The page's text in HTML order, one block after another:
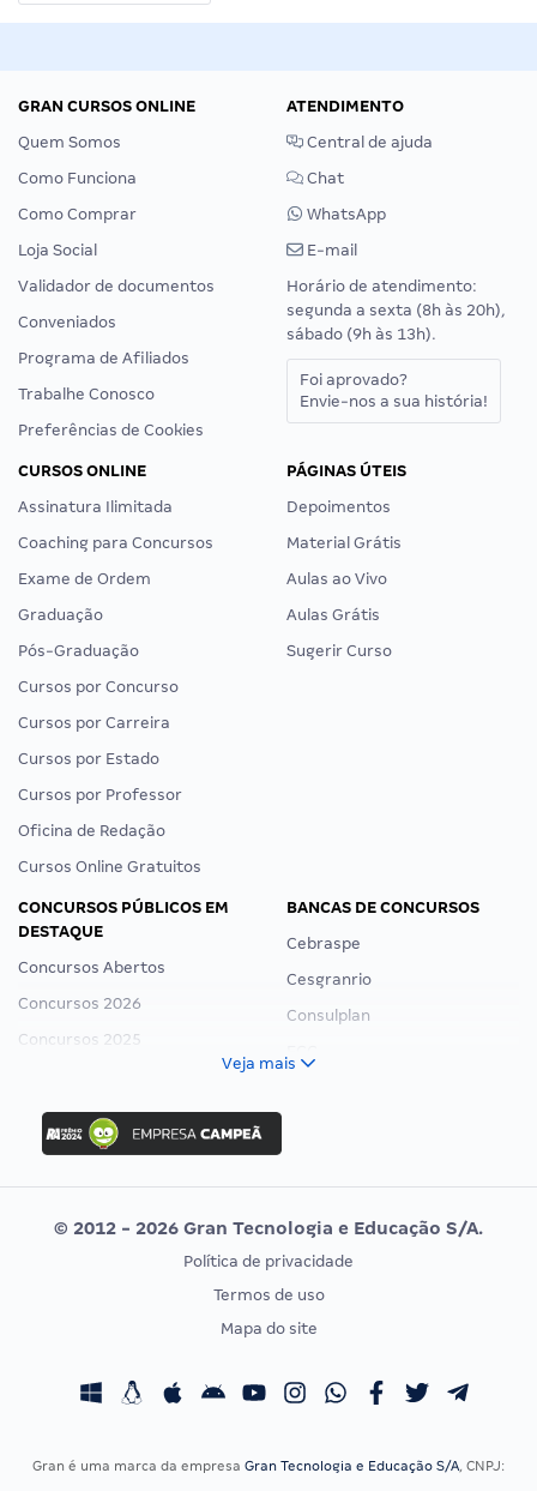
GRAN CURSOS ONLINE
Quem Somos
Como Funciona
Como Comprar
Loja Social
Validador de documentos
Conveniados
Programa de Afiliados
Trabalhe Conosco
Preferências de Cookies
ATENDIMENTO
Central de ajuda
Chat
WhatsApp
E-mail
Horário de atendimento:
segunda a sexta (8h às 20h),
sábado (9h às 13h).
Foi aprovado?
Envie-nos a sua história!
CURSOS ONLINE
Assinatura Ilimitada
Coaching para Concursos
Exame de Ordem
Graduação
Pós-Graduação
Cursos por Concurso
Cursos por Carreira
Cursos por Estado
Cursos por Professor
Oficina de Redação
Cursos Online Gratuitos
PÁGINAS ÚTEIS
Depoimentos
Material Grátis
Aulas ao Vivo
Aulas Grátis
Sugerir Curso
CONCURSOS PÚBLICOS EM
DESTAQUE
Concursos Abertos
Concursos 2026
Concursos 2025
Concurso Ibama
Concurso MPU
Editais publicados
BANCAS DE CONCURSOS
Cebraspe
Cesgranrio
Consulplan
Vunesp
CONCURSOS POR PROFISSÃO
Concursos Fiscais
EXAME DE ORDEM
Calendário OAB
Veja mais
© 2012 - 2026 Gran Tecnologia e Educação S/A.
Política de privacidade
Termos de uso
Mapa do site
Gran é uma marca da empresa Gran Tecnologia e Educação S/A, CNPJ: